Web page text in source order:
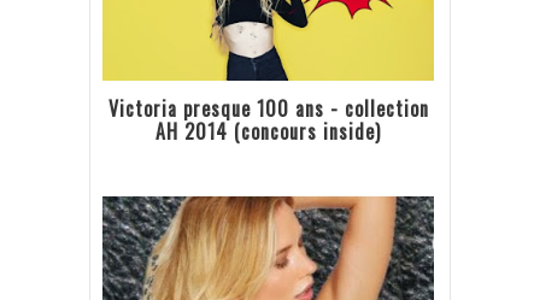
Victoria presque 100 ans - collection
AH 2014 (concours inside)